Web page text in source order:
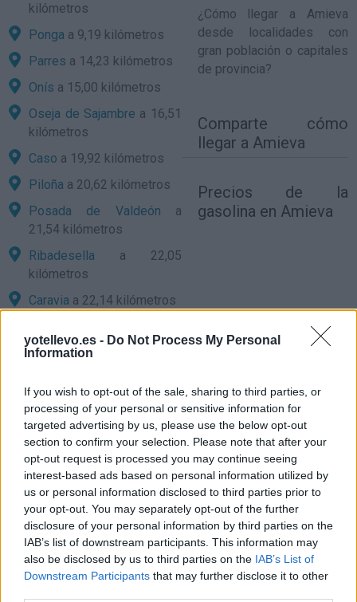
yotellevo.es - Do Not Process My Personal
Information
If you wish to opt-out of the sale, sharing to third parties, or
processing of your personal or sensitive information for
targeted advertising by us, please use the below opt-out
section to confirm your selection. Please note that after your
opt-out request is processed you may continue seeing
interest-based ads based on personal information utilized by
us or personal information disclosed to third parties prior to
your opt-out. You may separately opt-out of the further
disclosure of your personal information by third parties on the
IAB’s list of downstream participants. This information may
also be disclosed by us to third parties on the IAB’s List of
Downstream Participants that may further disclose it to other
kilómetros
Ponga a 9,19 kilómetros
Parres a 14,23 kilómetros
Onís a 15,00 kilómetros
Oseja de Sajambre a 16,51
kilómetros
Caso a 19,92 kilómetros
Piloña a 20,62 kilómetros
Posada de Valdeón a
21,54 kilómetros
Ribadesella a 22,05
kilómetros
Caravia a 22,14 kilómetros
¿ Cómo llegar a Amieva
desde localidades con
gran población o capitales
de provincia?
Leóna 82,23 kilómetros
kilómetros
Palenciaa 148,02
kilómetros
Burgos a 155,69
kilómetros
Bilbaoa 178,58 kilómetros
Valladolida 182,67
kilómetros
Lugoa 198,96 kilómetros
Comparte cómo
llegar a Amieva
Precios de la
gasolina en Amieva